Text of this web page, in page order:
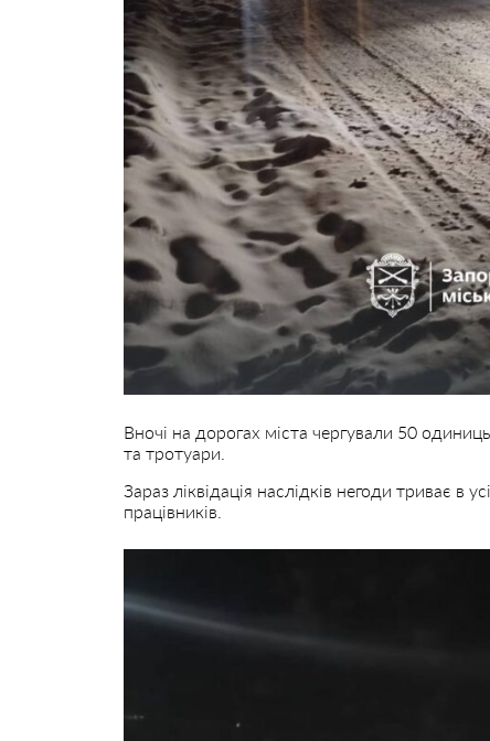
Вночі на дорогах міста чергували 50
та тротуари.
Зараз ліквідація наслідків негоди триває в
працівників.